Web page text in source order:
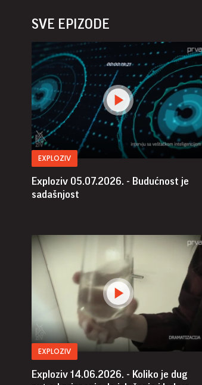
SVE EPIZODE
EXPLOZIV
Exploziv 05.07.2026. - Budućnost je
sadašnjost
EXPLOZIV
Exploziv 14.06.2026. - Koliko je dug